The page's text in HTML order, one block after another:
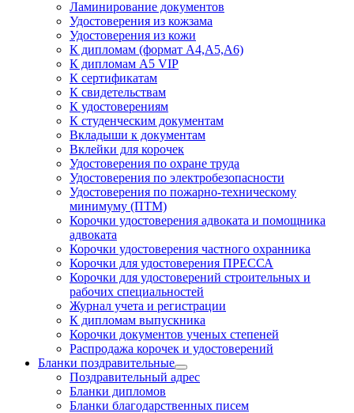
Ламинирование документов
Удостоверения из кожзама
Удостоверения из кожи
К дипломам (формат А4,А5,А6)
К дипломам А5 VIP
К сертификатам
К свидетельствам
К удостоверениям
К студенческим документам
Вкладыши к документам
Вклейки для корочек
Удостоверения по охране труда
Удостоверения по электробезопасности
Удостоверения по пожарно-техническому
минимуму (ПТМ)
Корочки удостоверения адвоката и помощника
адвоката
Корочки удостоверения частного охранника
Корочки для удостоверения ПРЕССА
Корочки для удостоверений строительных и
рабочих специальностей
Журнал учета и регистрации
К дипломам выпускника
Корочки документов ученых степеней
Распродажа корочек и удостоверений
Бланки поздравительные
Поздравительный адрес
Бланки дипломов
Бланки благодарственных писем